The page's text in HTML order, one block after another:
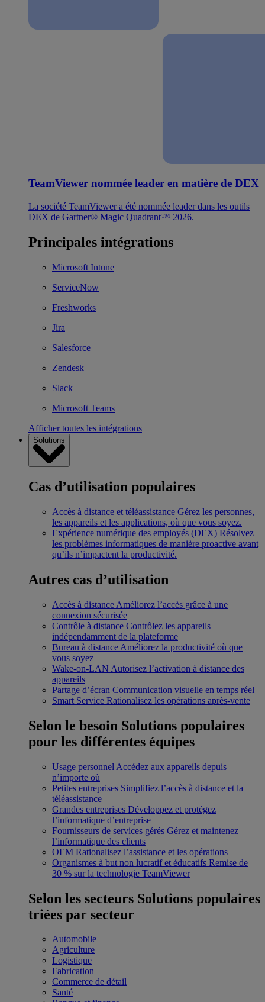
TeamViewer nommée leader en matière de DEX
La société TeamViewer a été nommée leader dans les outils
DEX de Gartner® Magic Quadrant™ 2026.
Principales intégrations
Microsoft Intune
ServiceNow
Freshworks
Jira
Salesforce
Zendesk
Slack
Microsoft Teams
Afficher toutes les intégrations
Solutions
Cas d’utilisation populaires
Accès à distance et téléassistance Gérez les personnes,
les appareils et les applications, où que vous soyez.
Expérience numérique des employés (DEX) Résolvez
les problèmes informatiques de manière proactive avant
qu’ils n’impactent la productivité.
Autres cas d’utilisation
Accès à distance Améliorez l’accès grâce à une
connexion sécurisée
Contrôle à distance Contrôlez les appareils
indépendamment de la plateforme
Bureau à distance Améliorez la productivité où que
vous soyez
Wake-on-LAN Autorisez l’activation à distance des
appareils
Partage d’écran Communication visuelle en temps réel
Smart Service Rationalisez les opérations après-vente
Selon le besoin Solutions populaires
pour les différentes équipes
Usage personnel Accédez aux appareils depuis
n’importe où
Petites entreprises Simplifiez l’accès à distance et la
téléassistance
Grandes entreprises Développez et protégez
l’informatique d’entreprise
Fournisseurs de services gérés Gérez et maintenez
l’informatique des clients
OEM Rationalisez l’assistance et les opérations
Organismes à but non lucratif et éducatifs Remise de
30 % sur la technologie TeamViewer
Selon les secteurs Solutions populaires
triées par secteur
Automobile
Agriculture
Logistique
Fabrication
Commerce de détail
Santé